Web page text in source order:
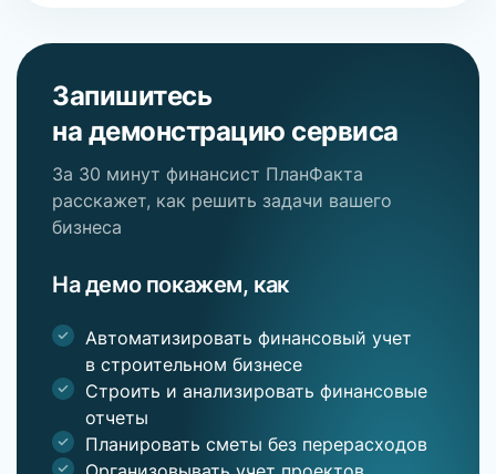
Запишитесь
на демонстрацию сервиса
За 30 минут финансист ПланФакта
расскажет, как решить задачи вашего
бизнеса
На демо покажем, как
Автоматизировать финансовый учет
в строительном бизнесе
Строить и анализировать финансовые
отчеты
Планировать сметы без перерасходов